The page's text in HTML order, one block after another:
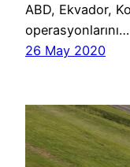
ABD, Ekvador,
operasyonlarını…
26 May 2020